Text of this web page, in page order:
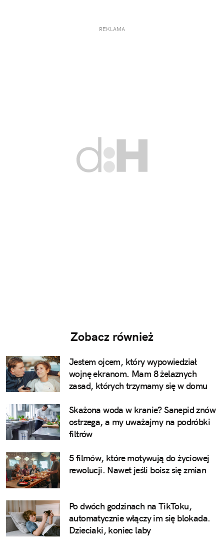
REKLAMA
Zobacz również
Jestem ojcem, który wypowiedział
wojnę ekranom. Mam 8 żelaznych
zasad, których trzymamy się w domu
Skażona woda w kranie? Sanepid znów
ostrzega, a my uważajmy na podróbki
filtrów
5 filmów, które motywują do życiowej
rewolucji. Nawet jeśli boisz się zmian
Po dwóch godzinach na TikToku,
automatycznie włączy im się blokada.
Dzieciaki, koniec laby